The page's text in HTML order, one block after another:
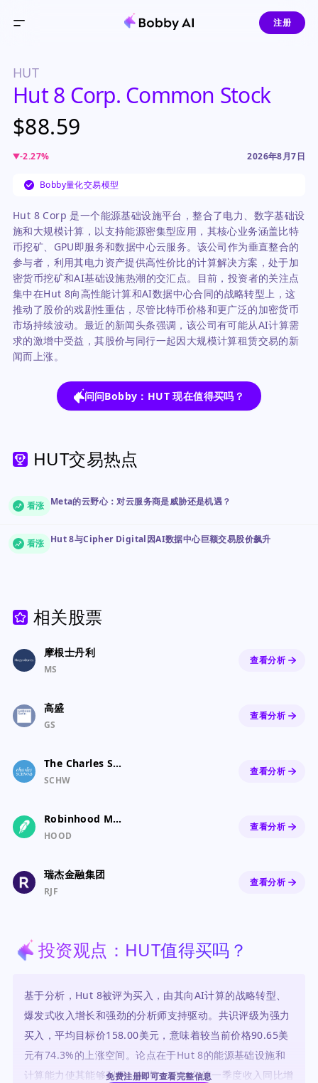
注册
HUT
Hut 8 Corp. Common Stock
$88.59
-2.27% 2026年8月7日
Bobby量化交易模型
Hut 8 Corp 是一个能源基础设施平台，整合了电力、数字基础设
施和大规模计算，以支持能源密集型应用，其核心业务涵盖比特
币挖矿、GPU即服务和数据中心云服务。该公司作为垂直整合的
参与者，利用其电力资产提供高性价比的计算解决方案，处于加
密货币挖矿和AI基础设施热潮的交汇点。目前，投资者的关注点
集中在Hut 8向高性能计算和AI数据中心合同的战略转型上，这
推动了股价的戏剧性重估，尽管比特币价格和更广泛的加密货币
市场持续波动。最近的新闻头条强调，该公司有可能从AI计算需
求的激增中受益，其股价与同行一起因大规模计算租赁交易的新
闻而上涨。
问问Bobby：HUT 现在值得买吗？
HUT交易热点
看涨 Meta的云野心：对云服务商是威胁还是机遇？
看涨 Hut 8与Cipher Digital因AI数据中心巨额交易股价飙升
相关股票
摩根士丹利
MS
查看分析
高盛
GS
查看分析
The Charles Schwab Corporation
SCHW
查看分析
Robinhood Markets, Inc. Class A Common Stock
HOOD
查看分析
瑞杰金融集团
RJF
查看分析
投资观点：HUT值得买吗？
基于分析，Hut 8被评为买入，由其向AI计算的战略转型、
爆发式收入增长和强劲的分析师支持驱动。共识评级为强力
买入，平均目标价158.00美元，意味着较当前价格90.65美
元有74.3%的上涨空间。论点在于Hut 8的能源基础设施和
计算能力使其能够利用AI热潮，2026年第一季度收入同比增
免费注册即可查看完整信息